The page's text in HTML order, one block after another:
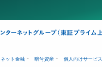
ネット金融 暗号資産 個人向けサービス